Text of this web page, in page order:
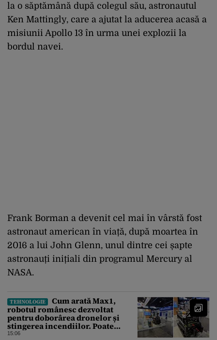
la o săptămână după colegul său, astronautul
Ken Mattingly, care a ajutat la aducerea acasă a
misiunii Apollo 13 în urma unei explozii la
bordul navei.
Frank Borman a devenit cel mai în vârstă fost
astronaut american în viață, după moartea în
2016 a lui John Glenn, unul dintre cei șapte
astronauți inițiali din programul Mercury al
NASA.
TEHNOLOGIE
Cum arată Max1,
robotul românesc dezvoltat
pentru doborârea dronelor și
stingerea incendiilor. Poate
transporta încărcături de până la
15:06